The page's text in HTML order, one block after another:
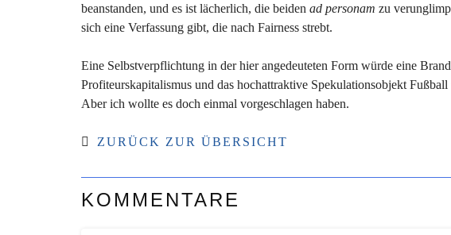
beanstanden, und es ist lächerlich, die beiden ad personam zu
sich eine Verfassung gibt, die nach Fairness strebt.
Eine Selbstverpflichtung in der hier angedeuteten Form würde eine
Profiteurskapitalismus und das hochattraktive Spekulationsobjekt
Aber ich wollte es doch einmal vorgeschlagen haben.
ZURÜCK ZUR ÜBERSICHT
KOMMENTARE